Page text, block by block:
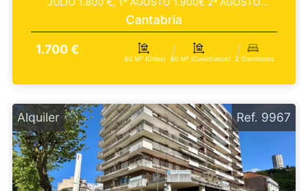
1.900€. Inmobi...
Cantabria
1.700 €
60 M² (útiles) 60 M² (construidos) 2 Dormitorios
Alquiler Ref. 9967